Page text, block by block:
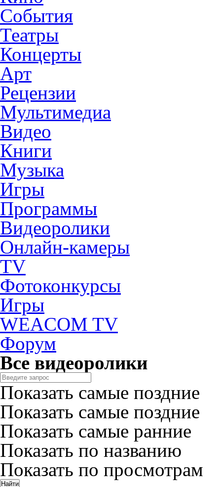
События
Театры
Концерты
Арт
Рецензии
Мультимедиа
Видео
Книги
Музыка
Игры
Программы
Видеоролики
Онлайн-камеры
TV
Фотоконкурсы
Игры
WEACOM TV
Форум
Все видеоролики
Показать самые поздние
Показать самые поздние
Показать самые ранние
Показать по названию
Показать по просмотрам